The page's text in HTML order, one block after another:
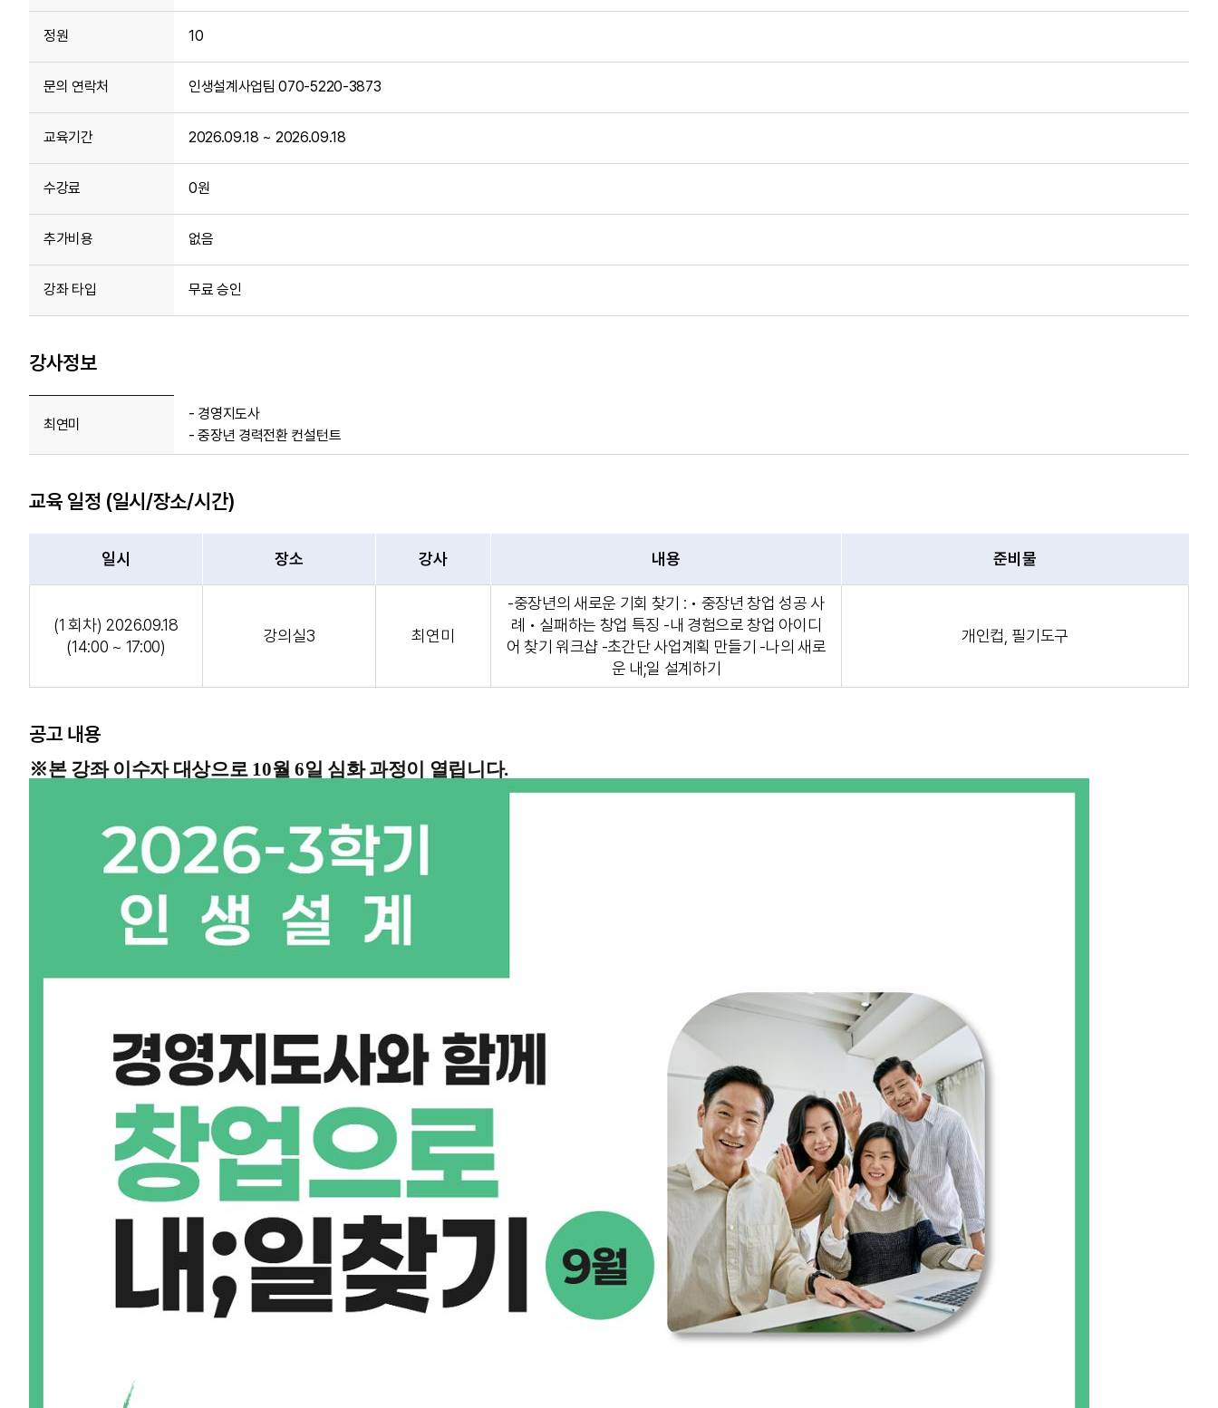
정원 10
문의 연락처 인생설계사업팀 070-5220-3873
교육기간 2026.09.18 ~ 2026.09.18
수강료 0원
추가비용 없음
강좌 타입 무료 승인
강사정보
최연미
- 경영지도사
- 중장년 경력전환 컨설턴트
교육 일정 (일시/장소/시간)
일시 장소 강사 내용 준비물
(1 회차) 2026.09.18
(14:00 ~ 17:00)
강의실3 최연미
-중장년의 새로운 기회 찾기 : • 중장년 창업 성공 사
례 • 실패하는 창업 특징 -내 경험으로 창업 아이디
어 찾기 워크샵 -초간단 사업계획 만들기 -나의 새로
운 내;일 설계하기
개인컵, 필기도구
공고 내용
※본 강좌 이수자 대상으로 10월 6일 심화 과정이 열립니다.